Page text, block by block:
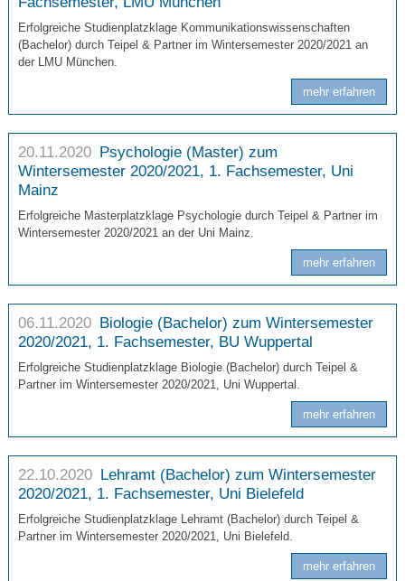
Erfolgreiche Studienplatzklage Kommunikationswissenschaften
(Bachelor) durch Teipel & Partner im Wintersemester 2020/2021 an
der LMU München.
mehr erfahren
20.11.2020 Psychologie (Master) zum
Wintersemester 2020/2021, 1. Fachsemester, Uni
Mainz
Erfolgreiche Masterplatzklage Psychologie durch Teipel & Partner im
Wintersemester 2020/2021 an der Uni Mainz.
mehr erfahren
06.11.2020 Biologie (Bachelor) zum Wintersemester
2020/2021, 1. Fachsemester, BU Wuppertal
Erfolgreiche Studienplatzklage Biologie (Bachelor) durch Teipel &
Partner im Wintersemester 2020/2021, Uni Wuppertal.
mehr erfahren
22.10.2020 Lehramt (Bachelor) zum Wintersemester
2020/2021, 1. Fachsemester, Uni Bielefeld
Erfolgreiche Studienplatzklage Lehramt (Bachelor) durch Teipel &
Partner im Wintersemester 2020/2021, Uni Bielefeld.
mehr erfahren